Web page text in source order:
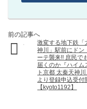
激変する地下鉄「
神川」駅前にドン
ーテ襲来!! 庶民で
届くのか『ハイム
ト京都 太秦天神川
より登録申込受付
【kyoto1192】